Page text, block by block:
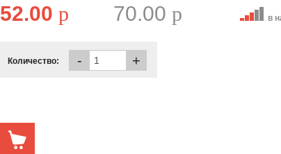
52.00p 70.00p в
Количество: - +